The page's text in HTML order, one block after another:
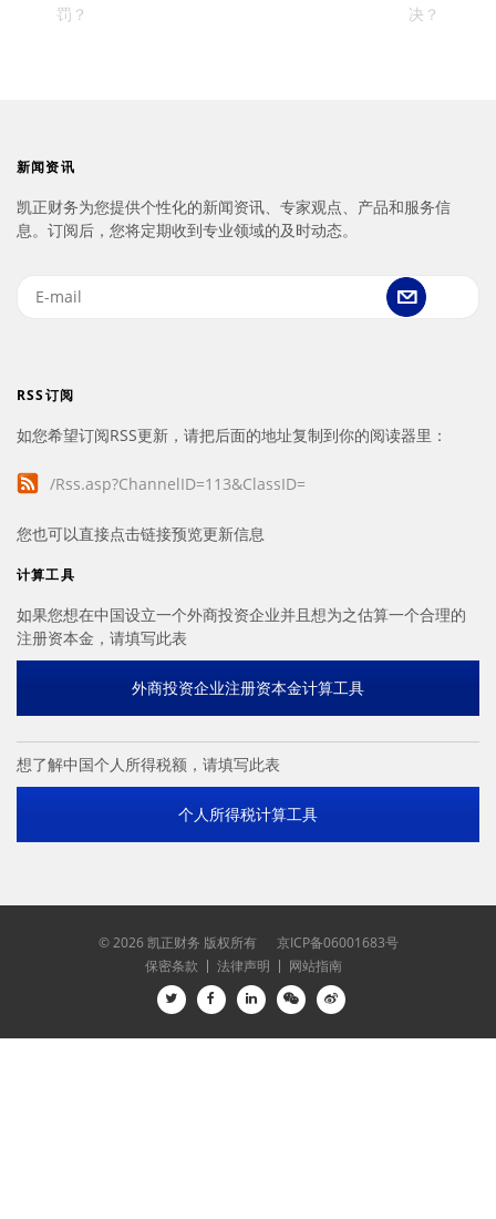
罚？
决？
新闻资讯
凯正财务为您提供个性化的新闻资讯、专家观点、产品和服务信
息。订阅后，您将定期收到专业领域的及时动态。
RSS订阅
如您希望订阅RSS更新，请把后面的地址复制到你的阅读器里：
/Rss.asp?ChannelID=113&ClassID=
您也可以直接点击链接预览更新信息
计算工具
如果您想在中国设立一个外商投资企业并且想为之估算一个合理的
注册资本金，请填写此表
外商投资企业注册资本金计算工具
想了解中国个人所得税额，请填写此表
个人所得税计算工具
©2026 凯正财务 版权所有
京ICP备06001683号
保密条款
法律声明 网站指南